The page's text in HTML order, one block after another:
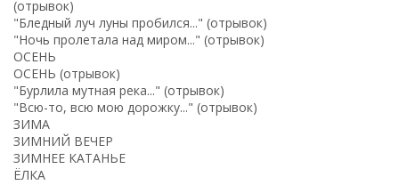
(отрывок)
"Бледный луч луны пробился..." (отрывок)
"Ночь пролетала над миром..." (отрывок)
ОСЕНЬ
ОСЕНЬ (отрывок)
"Бурлила мутная река..." (отрывок)
"Всю-то, всю мою дорожку..." (отрывок)
ЗИМА
ЗИМНИЙ ВЕЧЕР
ЗИМНЕЕ КАТАНЬЕ
ЁЛКА